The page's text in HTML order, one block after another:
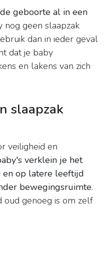
geboorte al in een
nog geen slaapzak
dan in ieder geval
dat je baby
en lakens van zich
slaapzak
veiligheid en
verklein je het
en op latere leeftijd
bewegingsruimte.
oud genoeg is om zelf